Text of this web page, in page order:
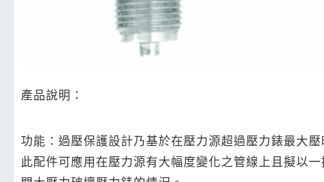
產品說明：
功能：過壓保護設計乃基於在壓力源超過壓力錶最大
此配件可應用在壓力源有大幅度變化之管線上且擬以